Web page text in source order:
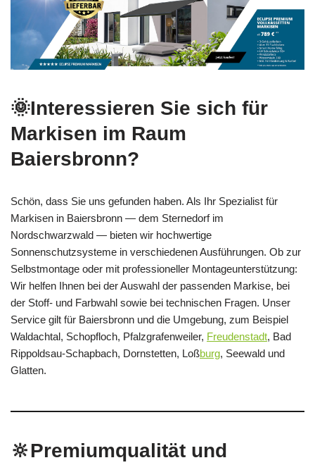
🌞Interessieren Sie sich für
Markisen im Raum
Baiersbronn?
Schön, dass Sie uns gefunden haben. Als Ihr Spezialist für
Markisen in Baiersbronn — dem Sternedorf im
Nordschwarzwald — bieten wir hochwertige
Sonnenschutzsysteme in verschiedenen Ausführungen. Ob zur
Selbstmontage oder mit professioneller Montageunterstützung:
Wir helfen Ihnen bei der Auswahl der passenden Markise, bei
der Stoff- und Farbwahl sowie bei technischen Fragen. Unser
Service gilt für Baiersbronn und die Umgebung, zum Beispiel
Waldachtal, Schopfloch, Pfalzgrafenweiler, Freudenstadt, Bad
Rippoldsau-Schapbach, Dornstetten, Loßburg, Seewald und
Glatten.
🔆Premiumqualität und